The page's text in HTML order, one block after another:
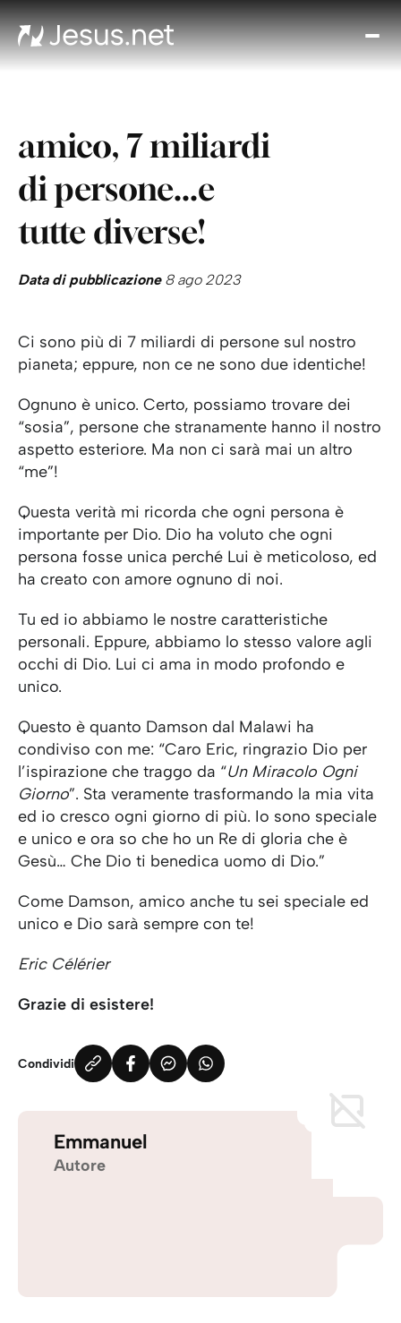
Chi
è
amico, 7 miliardi
di persone...e
tutte diverse!
Data di pubblicazione8 ago 2023
Ci sono più di 7 miliardi di persone sul nostro
pianeta; eppure, non ce ne sono due identiche!
Ognuno è unico. Certo, possiamo trovare dei
“sosia”, persone che stranamente hanno il nostro
aspetto esteriore. Ma non ci sarà mai un altro
“me”!
Questa verità mi ricorda che ogni persona è
importante per Dio. Dio ha voluto che ogni
persona fosse unica perché Lui è meticoloso, ed
ha creato con amore ognuno di noi.
Tu ed io abbiamo le nostre caratteristiche
personali. Eppure, abbiamo lo stesso valore agli
occhi di Dio. Lui ci ama in modo profondo e
unico.
Questo è quanto Damson dal Malawi ha
condiviso con me: “Caro Eric, ringrazio Dio per
l’ispirazione che traggo da “Un Miracolo Ogni
Giorno”. Sta veramente trasformando la mia vita
ed io cresco ogni giorno di più. Io sono speciale
e unico e ora so che ho un Re di gloria che è
Gesù… Che Dio ti benedica uomo di Dio.”
Come Damson, amico anche tu sei speciale ed
unico e Dio sarà sempre con te!
Eric Célérier
Grazie di esistere!
Condividi
Emmanuel
Autore